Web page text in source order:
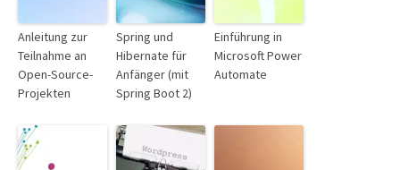
Anleitung zur
Teilnahme an
Open-Source-
Projekten
Spring und
Hibernate für
Anfänger (mit
Spring Boot 2)
Einführung in
Microsoft Power
Automate